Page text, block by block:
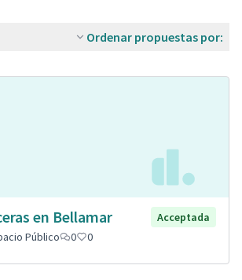
Ordenar propuestas por:
en Bellamar
Acceptada
Público 0 0